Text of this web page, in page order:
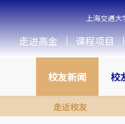
上海交通大
走进高金 课程项目
校友新闻
走近校友
校